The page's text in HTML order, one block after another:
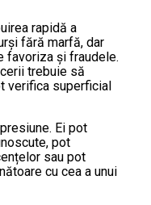
rapidă a
fără marfă, dar
favoriza și fraudele.
trebuie să
verifica superficial
Ei pot
pot
sau pot
cu cea a unui